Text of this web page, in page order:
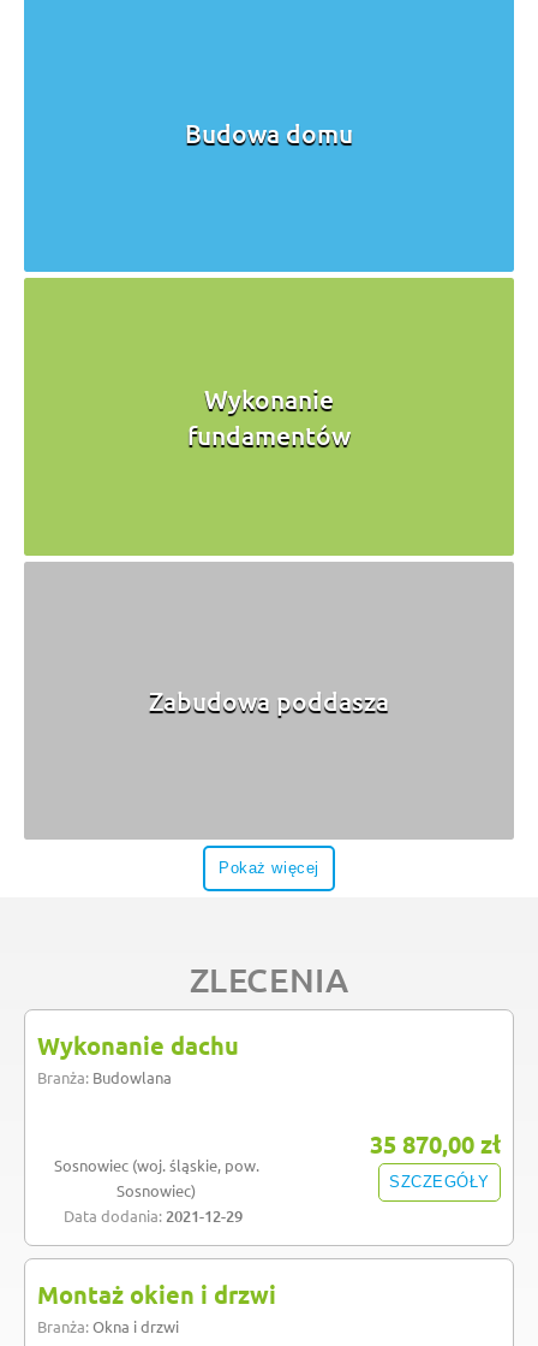
Budowa domu
Wykonanie
fundamentów
Zabudowa poddasza
Pokaż więcej
ZLECENIA
Wykonanie dachu
Branża: Budowlana
Sosnowiec (woj. śląskie, pow.
Sosnowiec)
Data dodania: 2021-12-29
35 870,00 zł
SZCZEGÓŁY
Montaż okien i drzwi
Branża:Okna i drzwi